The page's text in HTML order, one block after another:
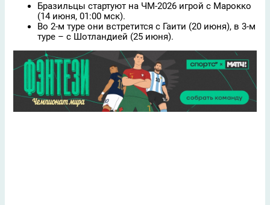
Бразильцы стартуют на ЧМ-2026 игрой с Марокко
(14 июня, 01:00 мск).
Во 2-м туре они встретится с Гаити (20 июня), в 3-м
туре – с Шотландией (25 июня).